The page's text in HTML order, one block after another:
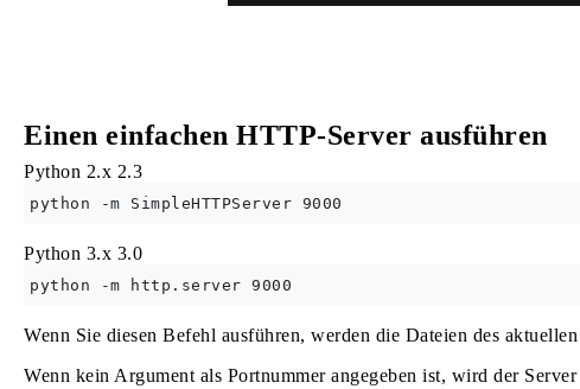
Einen einfachen HTTP-Server ausführen
Python 2.x 2.3
Python 3.x 3.0
Wenn Sie diesen Befehl ausführen, werden die Dateien des
Wenn kein Argument als Portnummer angegeben ist, wird der